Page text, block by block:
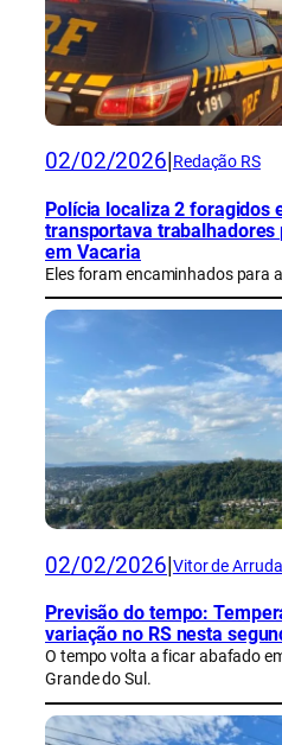
02/02/2026 Redação RS
Polícia localiza 2 foragidos
transportava trabalhadores
em Vacaria
Eles foram encaminhados para
02/02/2026 Vitor de
Previsão do tempo:
variação no RS nesta
O tempo volta a ficar abafado
Grande do Sul.